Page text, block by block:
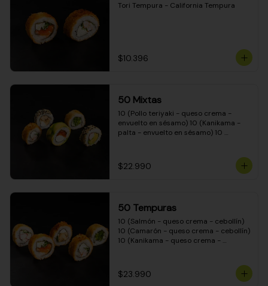
Tori Tempura - California Tempura
$10.396
50 Mixtas
10 (Pollo teriyaki - queso crema -
envuelto en sésamo) 10 (Kanikama -
palta - envuelto en sésamo) 10
cebollín - envuelto en masa tempura)
10 (Pimentón - queso crema - cebollín
$22.990
50 Tempuras
10 (Salmón - queso crema - cebollín)
10 (Camarón - queso crema - cebollín)
10 (Kanikama - queso crema -
crema - cebollín)
$23.990